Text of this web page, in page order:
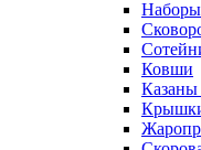
Ковши